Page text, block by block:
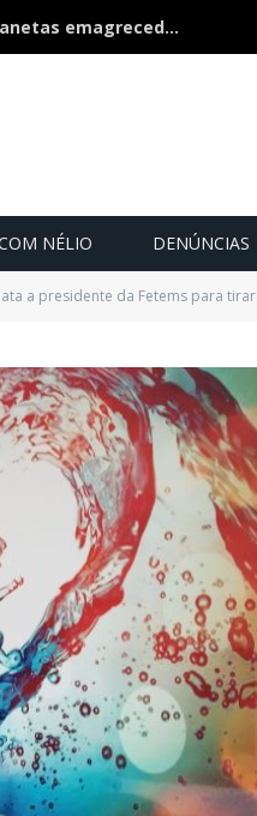
Polícia estoura fábrica clandestina de canetas emagrecedoras é fechada na fronteira
NÉLIO DENÚNCIAS
a presidente da Fetems para